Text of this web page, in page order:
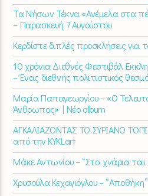
Τα Νήσων Τέκνα «Ανέμελα στα
– Παρασκευή 7 Αυγούστου
Κερδίστε διπλές προσκλήσεις για
10 χρόνια Διεθνές Φεστιβάλ
– Ένας διεθνής πολιτιστικός
Μαρία Παπαγεωργίου – «Ο
Άνθρωπος» | Νέο album
ΑΓΚΑΛΙΑΖΟΝΤΑΣ ΤΟ ΣΥΡΙΑΝΟ
από την KYKLart
Μάκε Αντωνίου – “Στα χνάρια του
Χρυσούλα Κεχαγιόγλου –